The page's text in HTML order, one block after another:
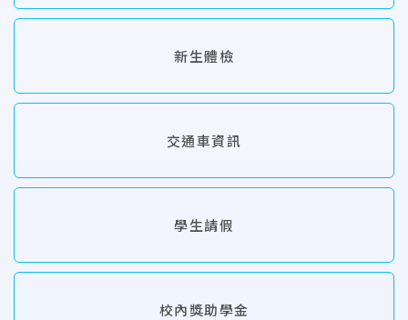
新生體檢
交通車資訊
學生請假
校內獎助學金